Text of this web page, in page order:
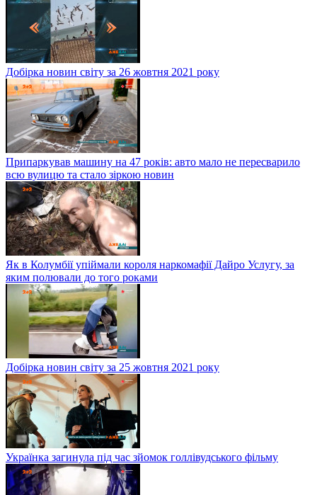
Добірка новин світу за 26 жовтня 2021 року
Припаркував машину на 47 років: авто мало не пересварило
всю вулицю та стало зіркою новин
Як в Колумбії упіймали короля наркомафії Дайро Услугу, за
яким полювали до того роками
Добірка новин світу за 25 жовтня 2021 року
Українка загинула під час зйомок голлівудського фільму